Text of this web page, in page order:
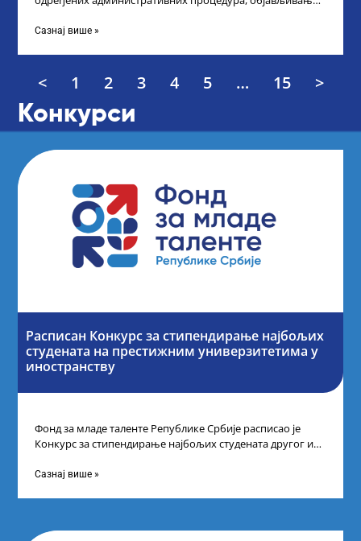
награда ученицима
Сазнај више »
< 1 2 3 4 5 … 15 >
Конкурси
Расписан Конкурс за стипендирање најбољих
студената на престижним универзитетима у
иностранству
Фонд за младе таленте Републике Србије расписао је
Конкурс за стипендирање најбољих студената другог и
Сазнај више »